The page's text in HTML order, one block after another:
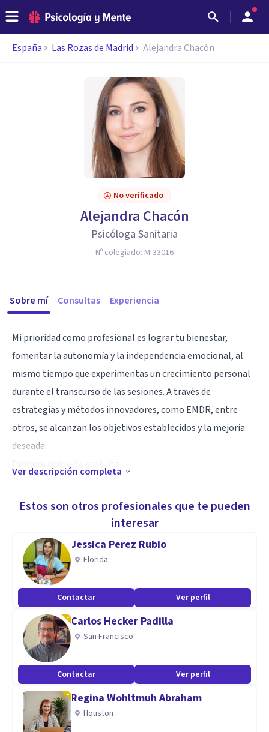
España Las Rozas de Madrid Alejandra Chacón
No verificado
Alejandra Chacón
Psicóloga Sanitaria
Nº colegiado: M-33016
Sobre mí Consultas Experiencia
Mi prioridad como profesional es lograr tu bienestar,
fomentar la autonomía y la independencia emocional, al
mismo tiempo que experimentas un crecimiento personal
durante el transcurso de las sesiones. A través de
estrategias y métodos innovadores, como EMDR, entre
otros, se alcanzan los objetivos establecidos y la mejoría
deseada.
Empleo herramientas y técnicas específicas para diversas
terapia de pareja y terapia individual de adolescentes.
Ver descripción completa
Estos son otros profesionales que te pueden
interesar
Jessica Perez Rubio
Florida
Contactar Ver perfil
Carlos Hecker Padilla
San Francisco
Contactar Ver perfil
Regina Wohltmuh Abraham
Houston